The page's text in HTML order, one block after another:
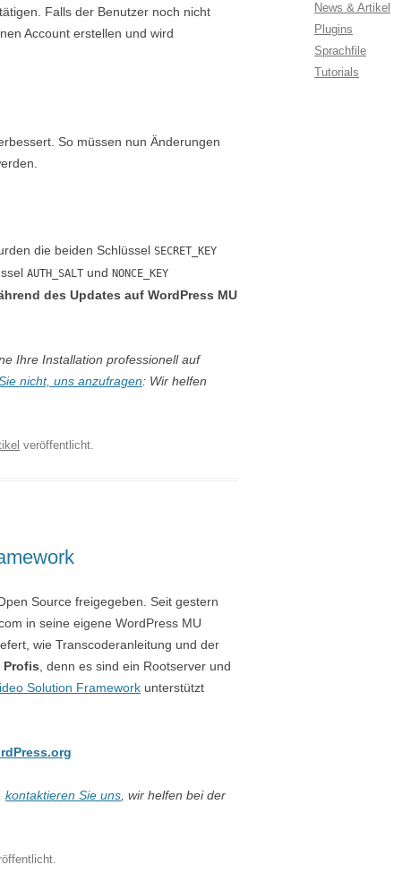
Falls der Benutzer noch nicht
Account erstellen und wird
So müssen nun Änderungen
die beiden Schlüssel SECRET_KEY
AUTH_SALT und NONCE_KEY
des Updates auf WordPress MU
Ihre Installation professionell auf
nicht, uns anzufragen: Wir helfen
veröffentlicht.
Source freigegeben. Seit gestern
in seine eigene WordPress MU
wie Transcoderanleitung und der
Profis , denn es sind ein Rootserver und
Solution Framework unterstützt
kontaktieren Sie uns , wir helfen bei der
News & Artikel
Plugins
Sprachfile
Tutorials